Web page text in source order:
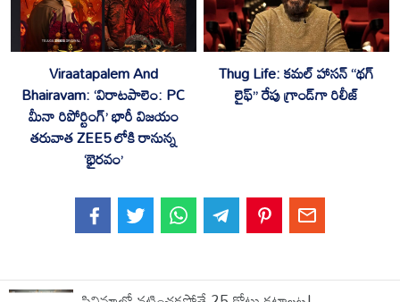
Viraatapalem And
Bhairavam: ‘విరాటపాలెం: PC
మీనా రిపోర్టింగ్’ భారీ విజయం
తరువాత ZEE5 లోకి రానున్న
‘భైరవం’
Thug Life: కమల్ హాసన్ “థగ్
లైఫ్” రేపు గ్రాండ్‌గా రిలీజ్